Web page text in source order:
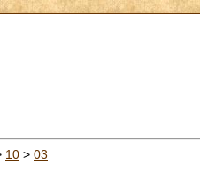
10 > 03